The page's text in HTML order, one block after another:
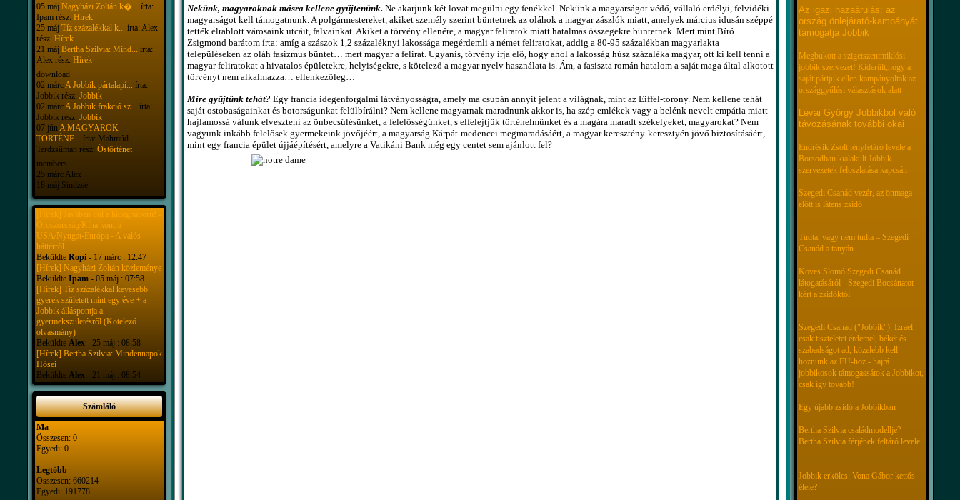
05 máj Nagyházi Zoltán k�... írta:
Ipam rész: Hírek
25 máj Tíz százalékkal k... írta: Alex
rész: Hírek
21 máj Bertha Szilvia: Mind... írta:
Alex rész: Hírek
download
02 márcA Jobbik pártalapí... írta:
Jobbik rész: Jobbik
02 márcA Jobbik frakció sz... írta:
Jobbik rész: Jobbik
07 júnA MAGYAROK
TÖRTÉNE... írta: Mahmúd
Terdzsüman rész: Őstörténet
members
25 márc Alex
18 máj Sindzse
[Hírek] Javában dúl a hidegháború! -
Oroszország/Kína kontra
USA/Nyugat-Európa - A valós
háttérről....
Beküldte Ropi- 17 márc : 12:47
[Hírek] Nagyházi Zoltán közleménye
Beküldte Ipam- 05 máj : 07:58
[Hírek] Tíz százalékkal kevesebb
gyerek született mint egy éve + a
Jobbik álláspontja a
gyermekszületésről (Kötelező
olvasmány)
Beküldte Alex- 25 máj : 08:58
[Hírek] Bertha Szilvia: Mindennapok
Hősei
Beküldte Alex- 21 máj : 08:54
Számláló
Ma
Összesen: 0
Egyedi: 0
Legtöbb
Összesen: 660214
Egyedi: 191778
Nekünk, magyaroknak másra kellene gyűjtenünk. Ne akarjunk két lovat megülni egy fenékkel. Nekünk a magyarságot védő, vállaló erdélyi, felvidéki
magyarságot kell támogatnunk. A polgármestereket, akiket személy szerint büntetnek az oláhok a magyar zászlók miatt, amelyek március idusán széppé
tették elrablott városaink utcáit, falvainkat. Akiket a törvény ellenére, a magyar feliratok miatt hatalmas összegekre büntetnek. Mert mint Bíró
Zsigmond barátom írta: amíg a szászok 1,2 százaléknyi lakossága megérdemli a német feliratokat, addig a 80-95 százalékban magyarlakta
településeken az oláh fasizmus büntet… mert magyar a felirat. Ugyanis, törvény írja elő, hogy ahol a lakosság húsz százaléka magyar, ott ki kell tenni a
magyar feliratokat a hivatalos épületekre, helyiségekre, s kötelező a magyar nyelv használata is. Ám, a fasiszta román hatalom a saját maga által alkotott
törvényt nem alkalmazza… ellenkezőleg…
Mire gyűjtünk tehát? Egy francia idegenforgalmi látványosságra, amely ma csupán annyit jelent a világnak, mint az Eiffel-torony. Nem kellene tehát
saját ostobaságainkat és botorságunkat felülbírálni? Nem kellene magyarnak maradnunk akkor is, ha szép emlékek vagy a belénk nevelt empátia miatt
hajlamossá válunk elveszteni az önbecsülésünket, a felelősségünket, s elfelejtjük történelmünket és a magára maradt székelyeket, magyarokat? Nem
vagyunk inkább felelősek gyermekeink jövőjéért, a magyarság Kárpát-medencei megmaradásáért, a magyar keresztény-keresztyén jövő biztosításáért,
mint egy francia épület újjáépítésért, amelyre a Vatikáni Bank még egy centet sem ajánlott fel?
Az igazi hazaárulás: az
ország önlejárató-kampányát
támogatja Jobbik
Megbukott a szigetszentmiklósi
jobbik szervezet! Kiderült,hogy a
saját pártjuk ellen kampányoltak az
országgyűlési választások alatt
Lévai György Jobbikból való
távozásának további okai
Endrésik Zsolt tényfetáró levele a
Borsodban kialakult Jobbik
szervezetek feloszlatása kapcsán
Szegedi Csanád vezér, az önmaga
előtt is látens zsidó
Tudta, vagy nem tudta – Szegedi
Csanád a tanyán
Köves Slomó Szegedi Csanád
látogatásáról - Szegedi Bocsánatot
kért a zsidóktól
Szegedi Csanád ("Jobbik"): Izrael
csak tiszteletet érdemel, békét és
szabadságot ad, közelebb kell
hoznunk az EU-hoz - hajrá
jobbikosok támogassátok a Jobbikot,
csak így tovább!
Egy újabb zsidó a Jobbikban
Bertha Szilvia családmodellje?
Bertha Szilvia férjének feltáró levele
Jobbik erkölcs: Vona Gábor kettős
élete?